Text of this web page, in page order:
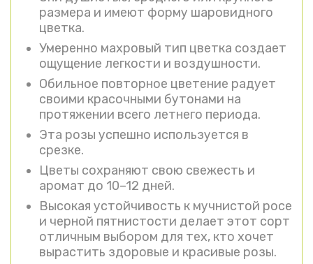
размера и имеют форму шаровидного
цветка.
Умеренно махровый тип цветка создает
ощущение легкости и воздушности.
Обильное повторное цветение радует
своими красочными бутонами на
протяжении всего летнего периода.
Эта розы успешно используется в
срезке.
Цветы сохраняют свою свежесть и
аромат до 10–12 дней.
Высокая устойчивость к мучнистой росе
и черной пятнистости делает этот сорт
отличным выбором для тех, кто хочет
вырастить здоровые и красивые розы.